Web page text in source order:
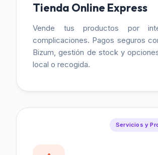
Tienda Online Express
Vende tus productos por
complicaciones. Pagos seguros
Bizum, gestión de stock y
local o recogida.
Servicios y